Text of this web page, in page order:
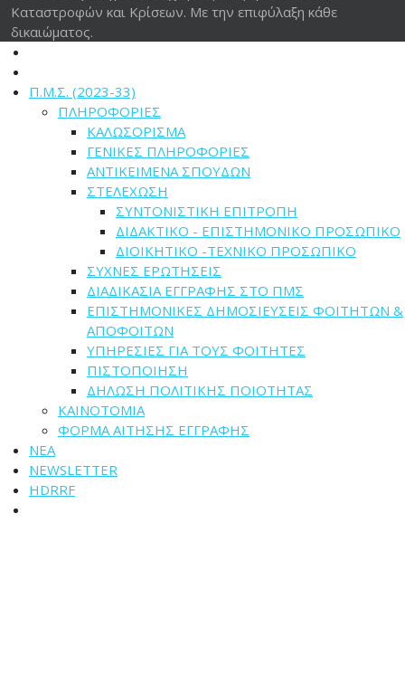
Καταστροφών και Κρίσεων. Με την επιφύλαξη κάθε
δικαιώματος.
Π.Μ.Σ. (2023-33)
ΠΛΗΡΟΦΟΡΙΕΣ
ΚΑΛΩΣΟΡΙΣΜΑ
ΓΕΝΙΚΕΣ ΠΛΗΡΟΦΟΡΙΕΣ
ΑΝΤΙΚΕΙΜΕΝΑ ΣΠΟΥΔΩΝ
ΣΤΕΛΕΧΩΣΗ
ΣΥΝΤΟΝΙΣΤΙΚΗ ΕΠΙΤΡΟΠΗ
ΔΙΔΑΚΤΙΚΟ - ΕΠΙΣΤΗΜΟΝΙΚΟ ΠΡΟΣΩΠΙΚΟ
ΔΙΟΙΚΗΤΙΚΟ -ΤΕΧΝΙΚΟ ΠΡΟΣΩΠΙΚΟ
ΣΥΧΝΕΣ ΕΡΩΤΗΣΕΙΣ
ΔΙΑΔΙΚΑΣΙΑ ΕΓΓΡΑΦΗΣ ΣΤΟ ΠΜΣ
ΕΠΙΣΤΗΜΟΝΙΚΕΣ ΔΗΜΟΣΙΕΥΣΕΙΣ ΦΟΙΤΗΤΩΝ &
ΑΠΟΦΟΙΤΩΝ
ΥΠΗΡΕΣΙΕΣ ΓΙΑ ΤΟΥΣ ΦΟΙΤΗΤΕΣ
ΠΙΣΤΟΠΟΙΗΣΗ
ΔΗΛΩΣΗ ΠΟΛΙΤΙΚΗΣ ΠΟΙΟΤΗΤΑΣ
ΚΑΙΝΟΤΟΜΙΑ
ΦΟΡΜΑ ΑΙΤΗΣΗΣ ΕΓΓΡΑΦΗΣ
ΝΕΑ
NEWSLETTER
HDRRF